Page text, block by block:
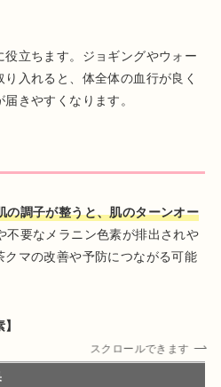
役立ちます。ジョギングやウォー
入れると、体全体の血行が良く
きやすくなります。
の調子が整うと、肌のターンオー
不要なメラニン色素が排出されや
マの改善や予防につながる可能
スクロールできます